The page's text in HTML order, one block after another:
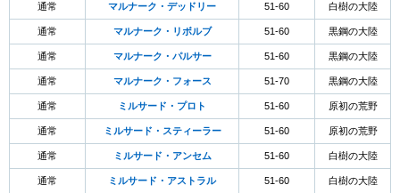
通常 マルナーク・デッドリー 51-60 白樹の大陸
通常 マルナーク・リボルブ 51-60 黒鋼の大陸
通常 マルナーク・パルサー 51-60 黒鋼の大陸
通常 マルナーク・フォース 51-70 黒鋼の大陸
通常 ミルサード・プロト 51-60 原初の荒野
通常 ミルサード・スティーラー 51-60 原初の荒野
通常 ミルサード・アンセム 51-60 白樹の大陸
通常 ミルサード・アストラル 51-60 白樹の大陸